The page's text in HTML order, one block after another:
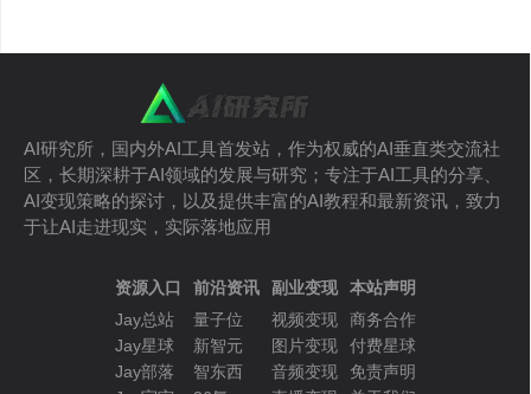
AI研究所，国内外AI工具首发站，作为权威的AI垂直类交流社
区，长期深耕于AI领域的发展与研究；专注于AI工具的分享、
AI变现策略的探讨，以及提供丰富的AI教程和最新资讯，致力
于让AI走进现实，实际落地应用
资源入口
Jay总站
Jay星球
Jay部落
前沿资讯
量子位
新智元
智东西
副业变现
视频变现
图片变现
音频变现
本站声明
商务合作
付费星球
免责声明